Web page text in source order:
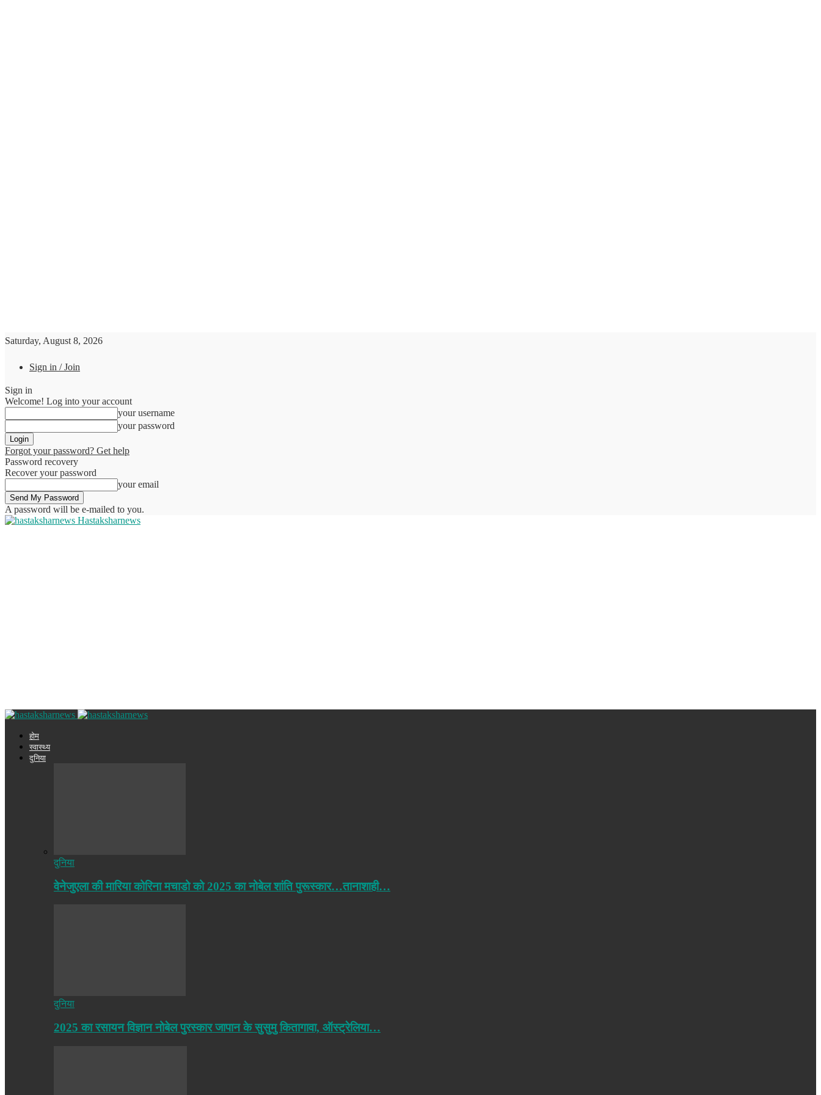
Saturday, August 8, 2026
Sign in / Join
Sign in
Welcome! Log into your account
your username
your password
Forgot your password? Get help
Password recovery
Recover your password
your email
A password will be e-mailed to you.
Hastaksharnews
होम
स्वास्थ्य
दुनिया
दुनिया
वेनेजुएला की मारिया कोरिना मचाडो को 2025 का नोबेल शांति पुरूस्कार…तानाशाही…
दुनिया
2025 का रसायन विज्ञान नोबेल पुरस्कार जापान के सुसुमु कितागावा, ऑस्ट्रेलिया…